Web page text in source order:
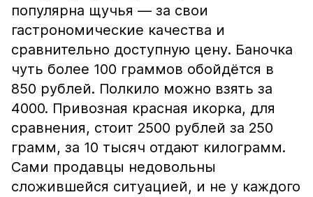
популярна щучья — за свои
гастрономические качества и
сравнительно доступную цену. Баночка
чуть более 100 граммов обойдётся в
850 рублей. Полкило можно взять за
4000. Привозная красная икорка, для
сравнения, стоит 2500 рублей за 250
грамм, за 10 тысяч отдают килограмм.
Сами продавцы недовольны
сложившейся ситуацией, и не у каждого